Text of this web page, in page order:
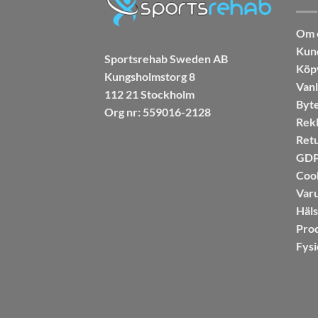
Sportsrehab Sweden AB
Kungsholmstorg 8
112 21 Stockholm
Org nr: 559016-2128
Om